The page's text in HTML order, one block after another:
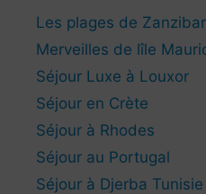
Les plages de Zanzibar
Merveilles de lîle
Séjour Luxe à Louxor
Séjour en Crète
Séjour à Rhodes
Séjour au Portugal
Séjour à Djerba Tunisie